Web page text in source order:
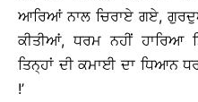
ਆਰਿਆਂ ਨਾਲ ਚਿਰਾਏ ਗਏ,
ਕੀਤੀਆਂ, ਧਰਮ ਨਹੀਂ ਹਾਰਿਆ
ਤਿਨ੍ਹਾਂ ਦੀ ਕਮਾਈ ਦਾ ਧਿਆਨ
!’